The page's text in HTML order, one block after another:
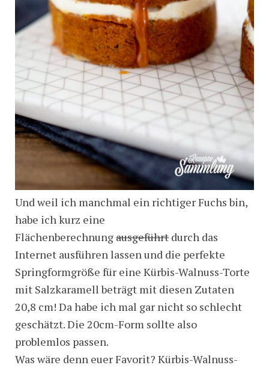
Und weil ich manchmal ein richtiger Fuchs bin,
habe ich kurz eine
Flächenberechnungausgeführt durch das
Internet ausführen lassen und die perfekte
Springformgröße für eine Kürbis-Walnuss-Torte
mit Salzkaramell beträgt mit diesen Zutaten
20,8 cm! Da habe ich mal gar nicht so schlecht
geschätzt. Die 20cm-Form sollte also
problemlos passen.
Was wäre denn euer Favorit? Kürbis-Walnuss-